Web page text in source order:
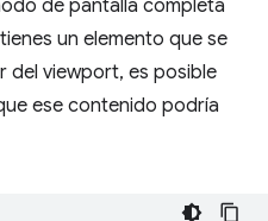
de pantalla completa
un elemento que se
del viewport, es posible
ese contenido podría